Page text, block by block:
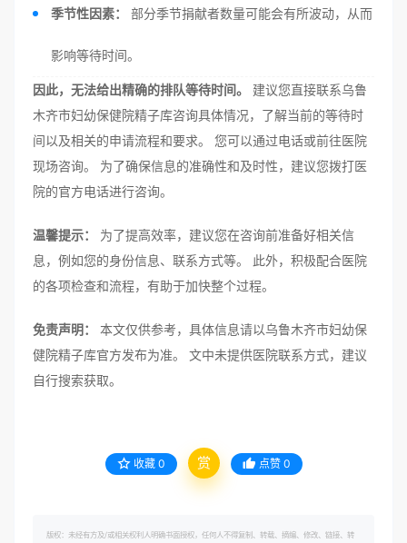
季节性因素： 部分季节捐献者数量可能会有所波动，从而
影响等待时间。
因此，无法给出精确的排队等待时间。
建议您直接联系乌鲁
木齐市妇幼保健院精子库咨询具体情况，了解当前的等待时
间以及相关的申请流程和要求。 您可以通过电话或前往医院
现场咨询。 为了确保信息的准确性和及时性，建议您拨打医
院的官方电话进行咨询。
温馨提示：
为了提高效率，建议您在咨询前准备好相关信
息，例如您的身份信息、联系方式等。 此外，积极配合医院
的各项检查和流程，有助于加快整个过程。
免责声明：
本文仅供参考，具体信息请以乌鲁木齐市妇幼保
健院精子库官方发布为准。 文中未提供医院联系方式，建议
自行搜索获取。
收藏 0 赏 点赞 0
版权：未经有方及/或相关权利人明确书面授权，任何人不得复制、转载、摘编、修改、链接、转